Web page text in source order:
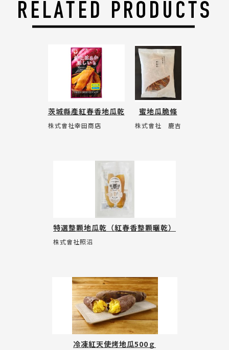
茨城縣產紅春香地瓜乾
株式會社幸田商店
蜜地瓜脆條
株式會社 鹿吉
特選整顆地瓜乾（紅春香整顆曬乾）
株式會社照沼
冷凍紅天使烤地瓜500ｇ